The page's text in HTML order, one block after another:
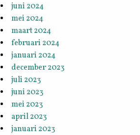
juni 2024
mei 2024
maart 2024
februari 2024
januari 2024
december 2023
juli 2023
juni 2023
mei 2023
april 2023
januari 2023